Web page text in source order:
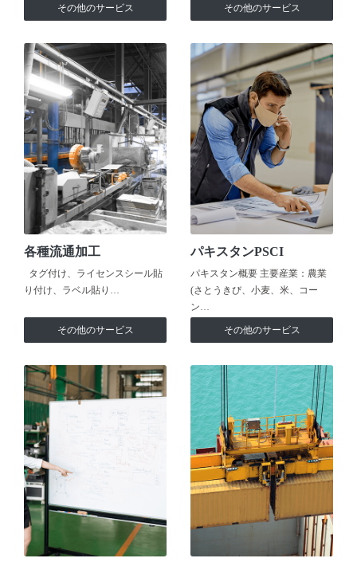
その他のサービス その他のサービス
各種流通加工
タグ付け、ライセンスシール貼
り付け、ラベル貼り…
その他のサービス
パキスタンPSCI
パキスタン概要 主要産業：農業
(さとうきび、小麦、米、コー
ン…
その他のサービス